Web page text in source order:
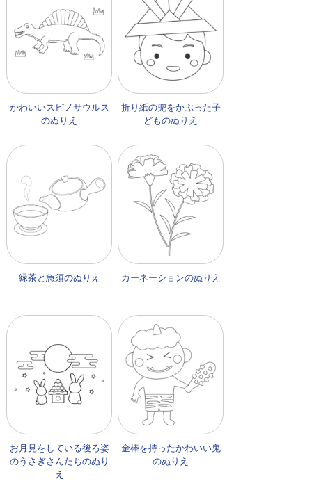
かわいいスピノサウルス
のぬりえ
折り紙の兜をかぶった子
どものぬりえ
緑茶と急須のぬりえ カーネーションのぬりえ
お月見をしている後ろ姿
のうさぎさんたちのぬり
え
金棒を持ったかわいい鬼
のぬりえ